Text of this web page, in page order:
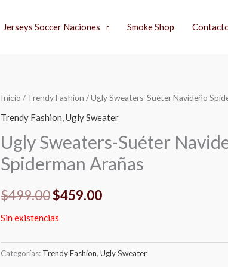
Jerseys Soccer Naciones Smoke Shop
Inicio / Trendy Fashion / Ugly Sweaters-Suéter Navideño
Trendy Fashion,Ugly Sweater
Ugly Sweaters-Suéter
Spiderman Arañas
$499.00
El
precio
original
era:
$499.00.
$459.00
El
precio
actual
es:
$459.00.
Sin existencias
Categorías: Trendy Fashion, Ugly Sweater